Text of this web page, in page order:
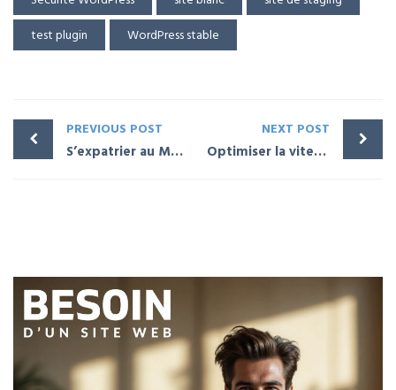
test plugin
WordPress stable
PREVIOUS POST
S’expatrier au Maroc : Nos conseils
NEXT POST
Optimiser la vitesse de votre site WordPress en 10 étapes simples